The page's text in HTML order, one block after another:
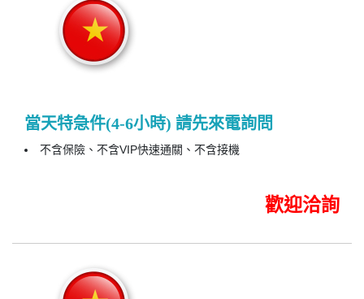
當天特急件(4-6小時) 請先來電詢問
不含保險、不含VIP快速通關、不含接機
歡迎洽詢